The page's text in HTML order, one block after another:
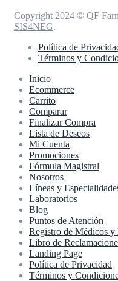
Copyright 2024 © QF
SIS4NEG.
Política de
Términos y
Inicio
Ecommerce
Carrito
Comparar
Finalizar Compra
Lista de Deseos
Mi Cuenta
Promociones
Fórmula Magistral
Nosotros
Líneas y
Laboratorios
Blog
Puntos de Atención
Registro de Médicos y
Libro de
Landing Page
Política de Privacidad
Términos y